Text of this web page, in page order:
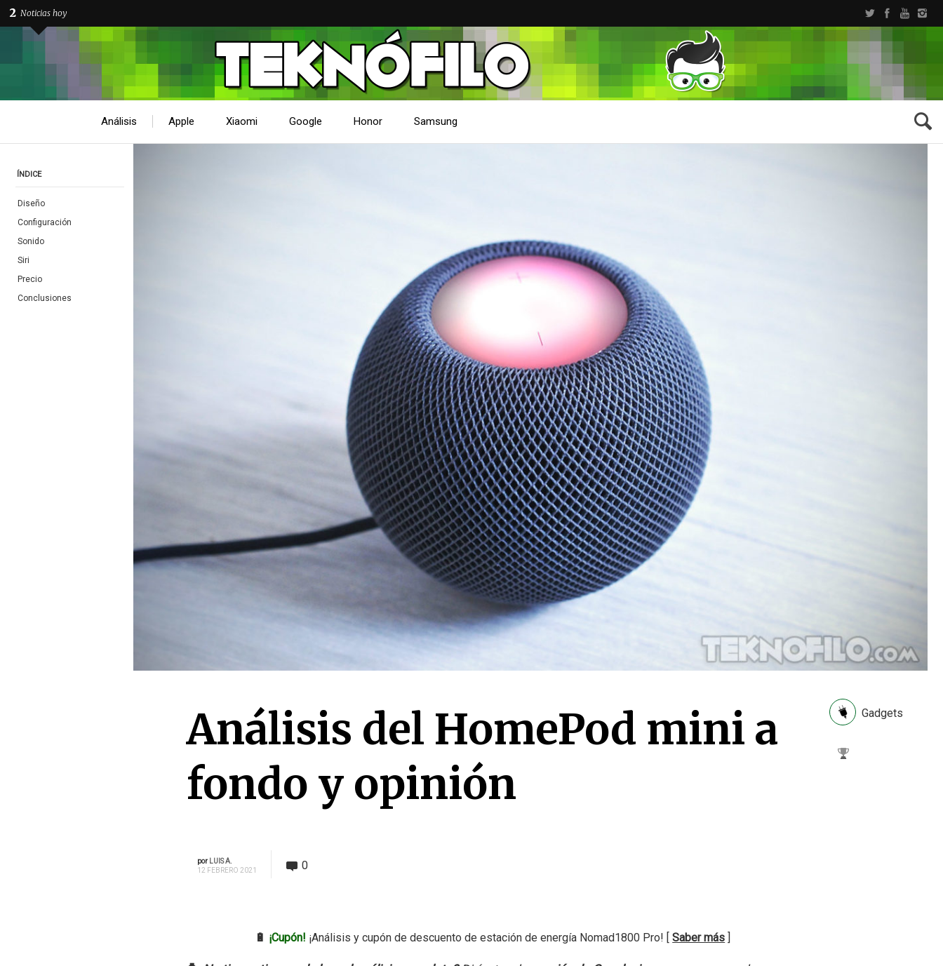
2 Noticias hoy
Análisis Apple Xiaomi Google Honor Samsung
ÍNDICE
Diseño
Configuración
Sonido
Siri
Precio
Conclusiones
Gadgets
Análisis del HomePod mini a
fondo y opinión
por LUIS A.
12 FEBRERO 2021
0
🔋 ¡Cupón! ¡Análisis y cupón de descuento de estación de energía Nomad1800 Pro! [Saber más ]